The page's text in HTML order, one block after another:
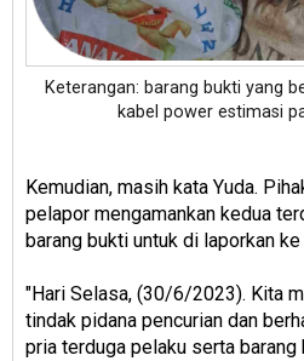
Keterangan: barang bukti yang
kabel power estimasi
Kemudian, masih kata Yuda.
pelapor mengamankan kedua
barang bukti untuk di laporkan
"Hari Selasa, (30/6/2023). Kita
tindak pidana pencurian dan
pria terduga pelaku serta